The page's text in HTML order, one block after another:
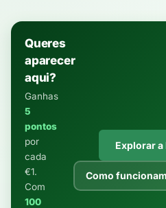
Queres
aparecer
aqui?
Ganhas
5
pontos
por
cada
€1.
Com
100
Explorar a
Como